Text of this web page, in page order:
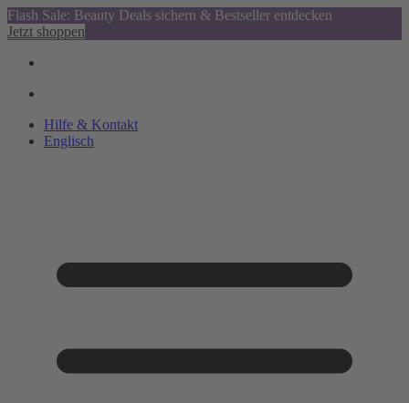
Flash Sale: Beauty Deals sichern & Bestseller entdecken
Jetzt shoppen
Hilfe & Kontakt
Englisch